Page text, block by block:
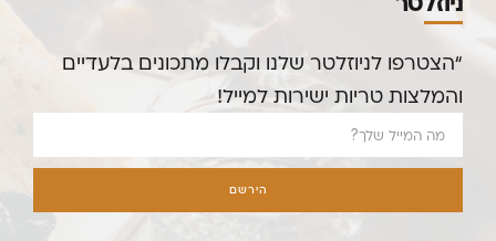
“הצטרפו לניוזלטר שלנו וקבלו מתכונים בלעדיים
והמלצות טריות ישירות למייל!
הירשם